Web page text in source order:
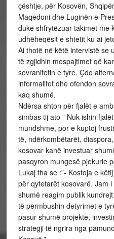
çështje, për Kosovën,
Maqedoni dhe Luginën e
duke shfrytëzuar takimet me
udhëheqësit e shtetit ku ai
Ai thotë në këtë intervistë se
të zgjidhin mospajtimet që
sovranitetin e tyre. Çdo
informalitet dhe ofendon
kaq shumë.
Ndërsa shton për fjalët e
simbas tij ato ” Nuk ishin
mundshme, por e kuptoj
të, ndërkombëtarët,
kosovar kanë investuar
pasqyron mungesë pjekurie
Lukaj tha se :”- Kostoja e
për qytetarët kosovarë. Jam
shumë reagim publik
të përmbushin detyrimet e
pasur shumë projekte,
strategji të ngrira nga